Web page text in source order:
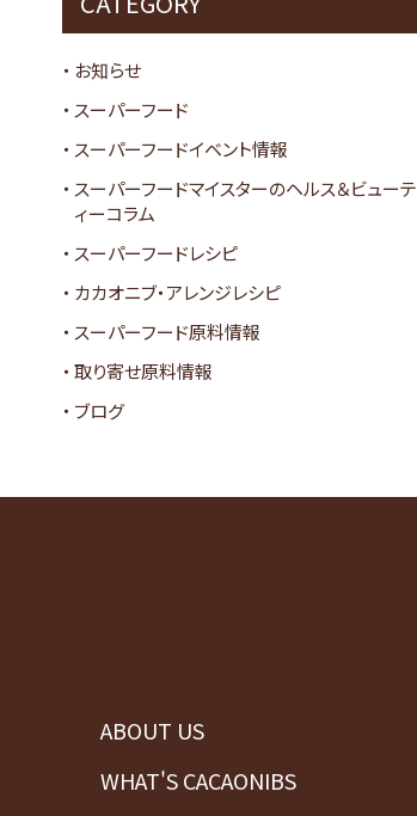
お知らせ
スーパーフード
スーパーフードイベント情報
スーパーフードマイスターのヘルス＆ビューテ
ィーコラム
スーパーフードレシピ
カカオニブ・アレンジレシピ
スーパーフード原料情報
取り寄せ原料情報
ブログ
ABOUT US
WHAT'S CACAONIBS